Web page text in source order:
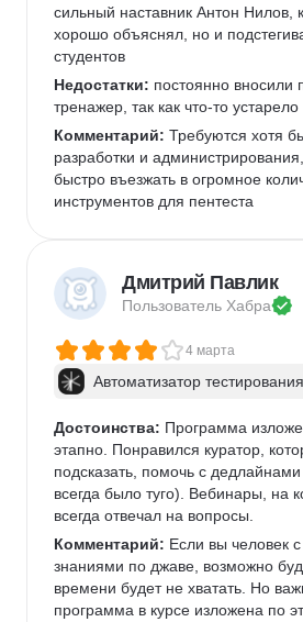
сильный наставник Антон Нилов,
хорошо объяснял, но и
студентов
Недостатки: постоянно вносили
тренажер, так как что-то устарело
Комментарий: Требуются хотя
разработки и
быстро въезжать в огромное
инструментов для пентеста
Дмитрий Павлик
Пользователь Хабра
4 марта
Автоматизатор
Достоинства: Программа
этапно. Понравился куратор,
подсказать, помочь с
всегда было туго). Вебинары, на
всегда отвечал на вопросы.
Комментарий: Если вы человек
знаниями по джаве, возможно
времени будет не хватать. Но
программа в курсе изложена по